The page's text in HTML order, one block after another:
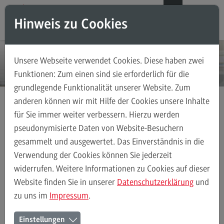
Direkt zum Inhalt
Direkt zum Hauptmenu
Direkt zum Footer
Modul-O-Mat
Masterstudiengänge
Accounting, Controlling, Taxation
Accounting, Controlling, Taxation
Modulangebot
Berufsperspektiven
Kontakt
Advanced Practice in Healthcare
Advanced Practice in Healthcare
Rahmenbedingungen
Masterstudiengänge Intensive Care
Intensive Care Modulangebot Berufsperspektiven
Master Intensive Care
Hinweis zu Cookies
Unsere Webseite verwendet Cookies. Diese haben zwei
Funktionen: Zum einen sind sie erforderlich für die
grundlegende Funktionalität unserer Website. Zum
anderen können wir mit Hilfe der Cookies unsere Inhalte
für Sie immer weiter verbessern. Hierzu werden
pseudonymisierte Daten von Website-Besuchern
gesammelt und ausgewertet. Das Einverständnis in die
Verwendung der Cookies können Sie jederzeit
widerrufen. Weitere Informationen zu Cookies auf dieser
Website finden Sie in unserer Datenschutzerklärung und
zu uns im Impressum.
Einstellungen